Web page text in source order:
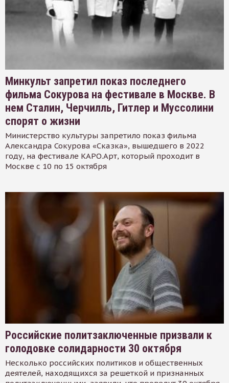
Минкульт запретил показ последнего
фильма Сокурова на фестивале в Москве. В
нем Сталин, Черчилль, Гитлер и Муссолини
спорят о жизни
Министерство культуры запретило показ фильма
Александра Сокурова «Сказка», вышедшего в 2022
году, на фестивале КАРО.Арт, который проходит в
Москве с 10 по 15 октября
Российские политзаключенные призвали к
голодовке солидарности 30 октября
Несколько российских политиков и общественных
деятелей, находящихся за решеткой и признанных